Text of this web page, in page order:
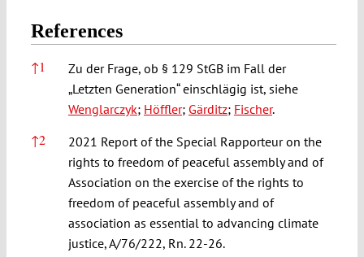
References
References
↑1
Zu der Frage, ob § 129 StGB im Fall der
„Letzten Generation“ einschlägig ist, siehe
Wenglarczyk; Höffler; Gärditz; Fischer.
↑2
2021 Report of the Special Rapporteur on the
rights to freedom of peaceful assembly and of
Association on the exercise of the rights to
freedom of peaceful assembly and of
association as essential to advancing climate
justice, A/76/222, Rn. 22-26.